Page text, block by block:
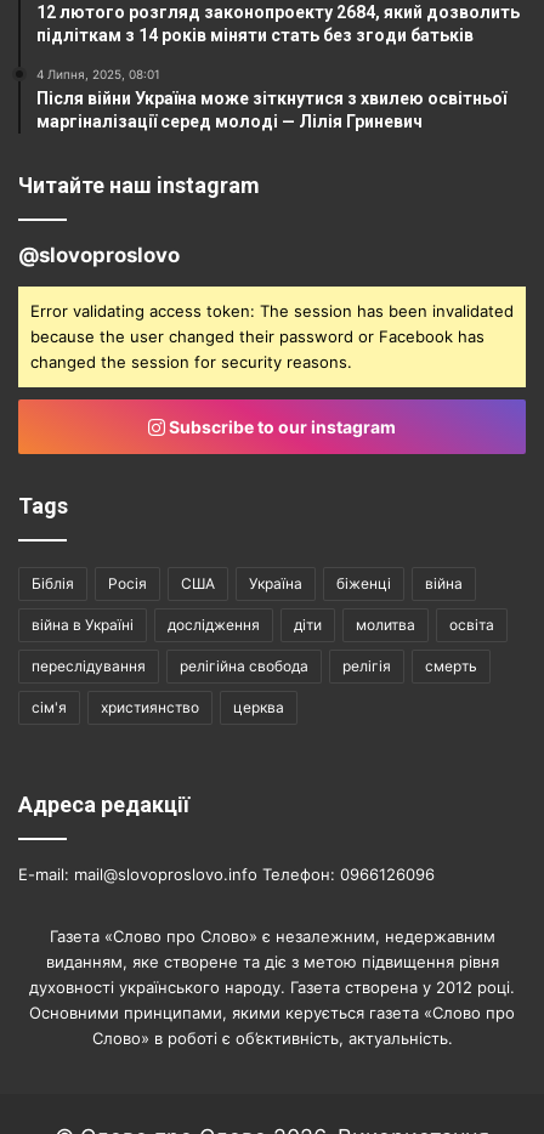
12 лютого розгляд законопроекту 2684, який дозволить
підліткам з 14 років міняти стать без згоди батьків
4 Липня, 2025, 08:01
Після війни Україна може зіткнутися з хвилею освітньої
маргіналізації серед молоді — Лілія Гриневич
Читайте наш instagram
@slovoproslovo
Error validating access token: The session has been invalidated
because the user changed their password or Facebook has
changed the session for security reasons.
Subscribe to our instagram
Tags
Біблія Росія США Україна біженці війна
війна в Україні дослідження діти молитва освіта
переслідування релігійна свобода релігія смерть
сім'я християнство церква
Адреса редакції
E-mail: mail@slovoproslovo.info Телефон: 0966126096
Газета «Слово про Слово» є незалежним, недержавним
виданням, яке створене та діє з метою підвищення рівня
духовності українського народу. Газета створена у 2012 році.
Основними принципами, якими керується газета «Слово про
Слово» в роботі є об’єктивність, актуальність.